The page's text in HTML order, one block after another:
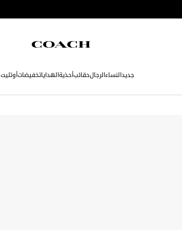
جديدالنساءالرجالحقائبأحذيةالهداياتخفيضاتأوتليت